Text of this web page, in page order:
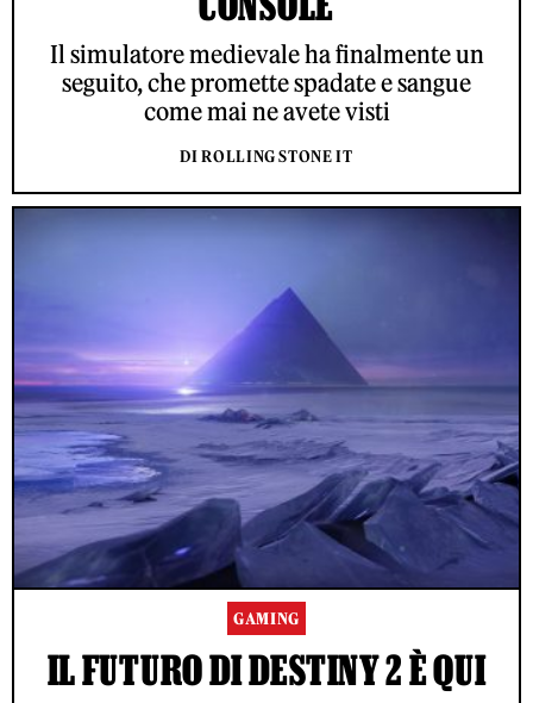
Il simulatore medievale ha finalmente un
seguito, che promette spadate e sangue
come mai ne avete visti
DI ROLLING STONE IT
GAMING
IL FUTURO DI DESTINY 2 È QUI